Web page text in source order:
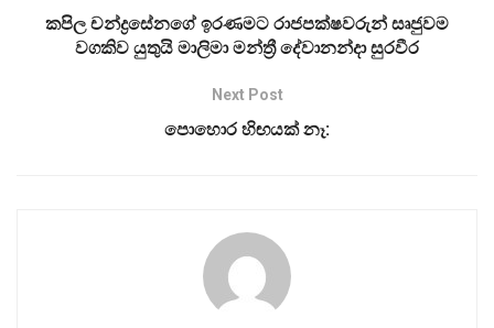
කපිල චන්ද්‍රසේනගේ ඉරණමට රාජපක්ෂවරුන් සෘජුවම
වගකිව යුතුයි මාලිමා මන්ත්‍රී දේවානන්දා සුරවීර
Next Post
පොහොර හිඟයක් නෑ: